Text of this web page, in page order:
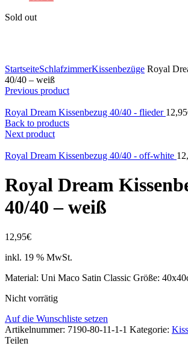
Sold out
StartseiteSchlafzimmerKissenbezüge Royal
40/40 – weiß
Previous product
Royal Dream Kissenbezug 40/40 - flieder 12,95
Back to products
Next product
Royal Dream Kissenbezug 40/40 - off-white
Royal Dream
40/40 – weiß
12,95€
inkl. 19 % MwSt.
Material: Uni Maco Satin Classic Größe:
Nicht vorrätig
Auf die Wunschliste setzen
Artikelnummer: 7190-80-11-1-1 Kategorie:
Teilen